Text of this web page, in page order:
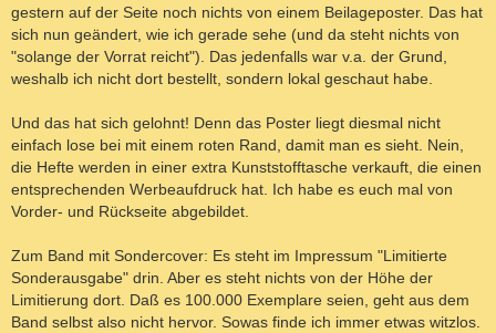
gestern auf der Seite noch nichts von einem Beilageposter. Das hat
sich nun geändert, wie ich gerade sehe (und da steht nichts von
"solange der Vorrat reicht"). Das jedenfalls war v.a. der Grund,
weshalb ich nicht dort bestellt, sondern lokal geschaut habe.
Und das hat sich gelohnt! Denn das Poster liegt diesmal nicht
einfach lose bei mit einem roten Rand, damit man es sieht. Nein,
die Hefte werden in einer extra Kunststofftasche verkauft, die einen
entsprechenden Werbeaufdruck hat. Ich habe es euch mal von
Vorder- und Rückseite abgebildet.
Zum Band mit Sondercover: Es steht im Impressum "Limitierte
Sonderausgabe" drin. Aber es steht nichts von der Höhe der
Limitierung dort. Daß es 100.000 Exemplare seien, geht aus dem
Band selbst also nicht hervor. Sowas finde ich immer etwas witzlos.